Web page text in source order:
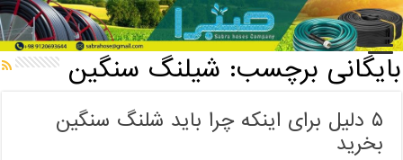
خانه / بایگانی برچسب: شیلنگ سنگین
بایگانی برچسب: شیلنگ سنگین
۵ دلیل برای اینکه چرا باید شلنگ‌ سنگین
بخرید